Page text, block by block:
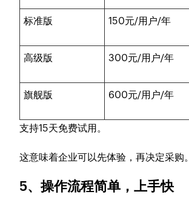
标准版 150元/用户/年
高级版 300元/用户/年
旗舰版 600元/用户/年
支持15天免费试用。
这意味着企业可以先体验，再决定采购。
5、操作流程简单，上手快